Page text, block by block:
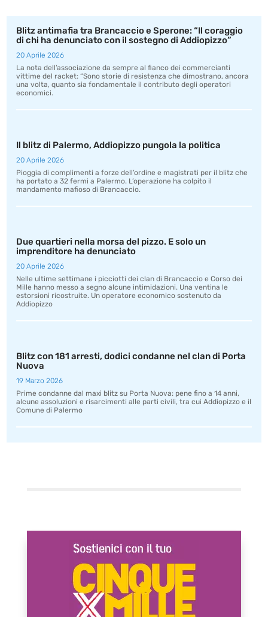
Blitz antimafia tra Brancaccio e Sperone: “Il coraggio
di chi ha denunciato con il sostegno di Addiopizzo”
20 Aprile 2026
La nota dell’associazione da sempre al fianco dei commercianti
vittime del racket: “Sono storie di resistenza che dimostrano, ancora
una volta, quanto sia fondamentale il contributo degli operatori
economici.
Il blitz di Palermo, Addiopizzo pungola la politica
20 Aprile 2026
Pioggia di complimenti a forze dell’ordine e magistrati per il blitz che
ha portato a 32 fermi a Palermo. L’operazione ha colpito il
mandamento mafioso di Brancaccio.
Due quartieri nella morsa del pizzo. E solo un
imprenditore ha denunciato
20 Aprile 2026
Nelle ultime settimane i picciotti dei clan di Brancaccio e Corso dei
Mille hanno messo a segno alcune intimidazioni. Una ventina le
estorsioni ricostruite. Un operatore economico sostenuto da
Addiopizzo
Blitz con 181 arresti, dodici condanne nel clan di Porta
Nuova
19 Marzo 2026
Prime condanne dal maxi blitz su Porta Nuova: pene fino a 14 anni,
alcune assoluzioni e risarcimenti alle parti civili, tra cui Addiopizzo e il
Comune di Palermo